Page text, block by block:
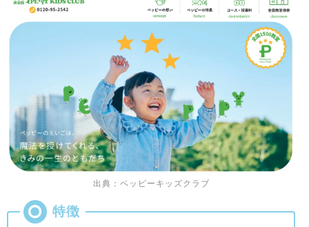
出典：ペッピーキッズクラブ